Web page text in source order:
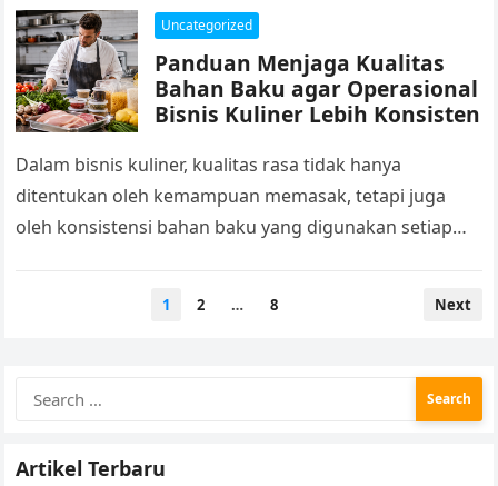
Uncategorized
Panduan Menjaga Kualitas
Bahan Baku agar Operasional
Bisnis Kuliner Lebih Konsisten
Dalam bisnis kuliner, kualitas rasa tidak hanya
ditentukan oleh kemampuan memasak, tetapi juga
oleh konsistensi bahan baku yang digunakan setiap
1 2 … 8 Next
for:
Artikel Terbaru